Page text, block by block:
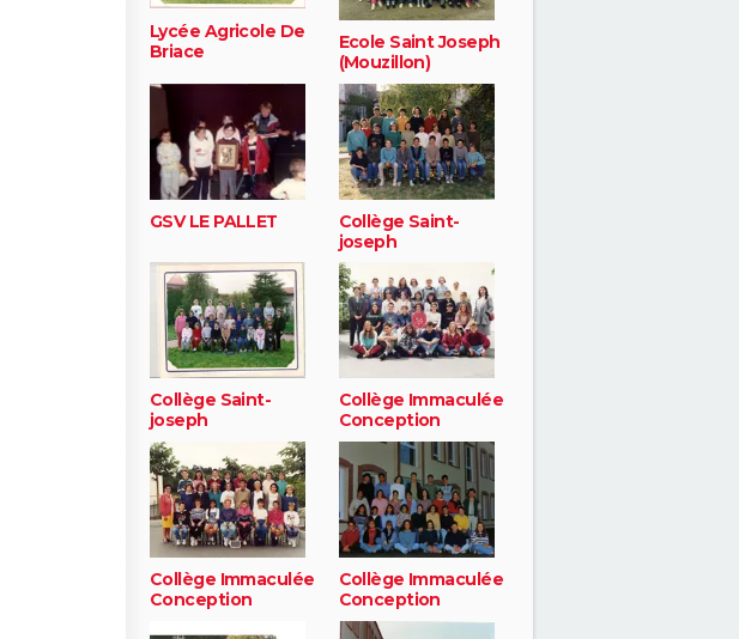
Lycée Agricole De
Briace
Ecole Saint Joseph
(Mouzillon)
GSV LE PALLET
Collège Saint-
joseph
Collège Saint-
joseph
Collège Immaculée
Conception
Collège Immaculée
Conception
Collège Immaculée
Conception